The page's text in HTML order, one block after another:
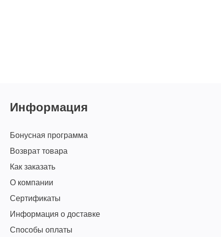
Информация
Бонусная программа
Возврат товара
Как заказать
О компании
Сертификаты
Информация о доставке
Способы оплаты